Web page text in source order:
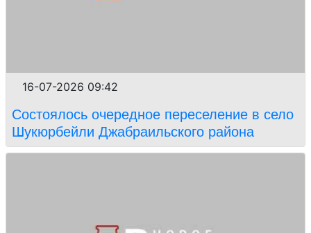
16-07-2026 09:42
Состоялось очередное переселение в село
Шукюрбейли Джабраильского района